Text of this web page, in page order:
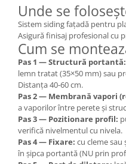
Unde se
Sistem siding fațadă pentru
Asigură finisaj profesional cu
Cum se
Pas 1 — Structură portantă:
lemn tratat (35×50 mm) sau
Distanța 40-60 cm.
Pas 2 — Membrană vapori
a vaporilor între perete și
Pas 3 — Pozitionare profil:
verifică nivelmentul cu nivela.
Pas 4 — Fixare: cu cleme
în șipca portantă (NU prin